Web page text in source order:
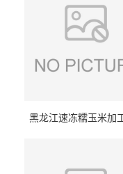
黑龙江速冻糯玉米加